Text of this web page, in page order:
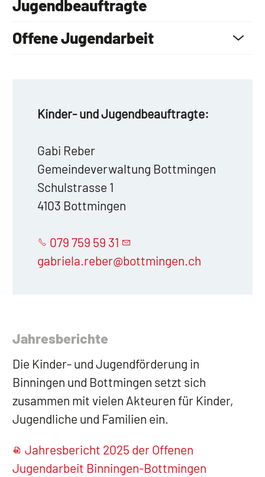
Jugendbeauftragte
Offene Jugendarbeit
Kinder- und Jugendbeauftragte:
Gabi Reber
Gemeindeverwaltung Bottmingen
Schulstrasse 1
4103 Bottmingen
079 759 59 31
gabriela.reber@bottmingen.ch
Jahresberichte
Die Kinder- und Jugendförderung in
Binningen und Bottmingen setzt sich
zusammen mit vielen Akteuren für Kinder,
Jugendliche und Familien ein.
Jahresbericht 2025 der Offenen
Jugendarbeit Binningen-Bottmingen